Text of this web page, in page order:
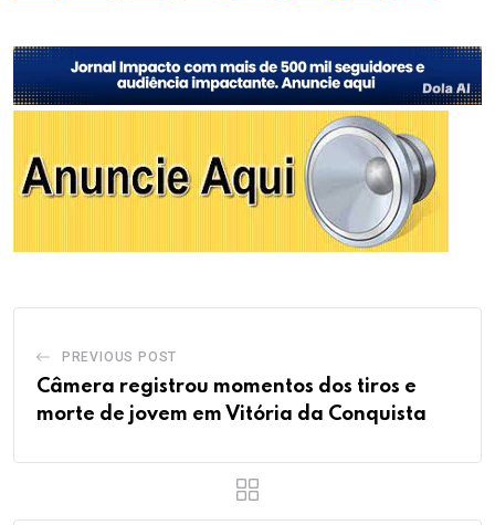
PREVIOUS POST
Câmera registrou momentos dos tiros e
morte de jovem em Vitória da Conquista